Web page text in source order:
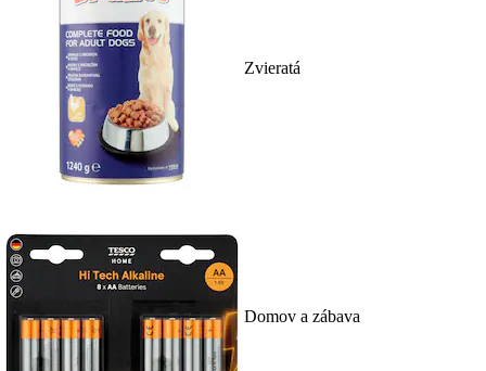
Zvieratá
Domov a zábava